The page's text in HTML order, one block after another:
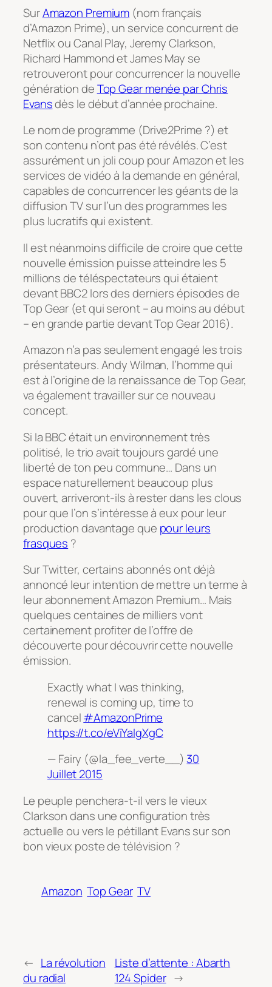
SurAmazon Premium (nom français
d’Amazon Prime), un service concurrent de
Netflix ou Canal Play, Jeremy Clarkson,
Richard Hammond et James May se
retrouveront pour concurrencer la nouvelle
génération deTop Gear menée par Chris
Evansdès le début d’année prochaine.
Le nom de programme (Drive2Prime ?) et
son contenu n’ont pas été révélés. C’est
assurément un joli coup pour Amazon et les
services de vidéo à la demande en général,
capables de concurrencer les géants de la
diffusion TV sur l’un des programmes les
plus lucratifs qui existent.
Il est néanmoins difficile de croire que cette
nouvelle émission puisse atteindre les 5
millions de téléspectateurs qui étaient
devant BBC2 lors des derniers épisodes de
Top Gear (et qui seront – au moins au début
– en grande partie devant Top Gear 2016).
Amazon n’a pas seulement engagé les trois
présentateurs. Andy Wilman, l’homme qui
est à l’origine de la renaissance de Top Gear,
va également travailler sur ce nouveau
concept.
Si la BBC était un environnement très
politisé, le trio avait toujours gardé une
liberté de ton peu commune… Dans un
espace naturellement beaucoup plus
ouvert, arriveront-ils à rester dans les clous
pour que l’on s’intéresse à eux pour leur
production davantage que pour leurs
frasques ?
Sur Twitter, certains abonnés ont déjà
annoncé leur intention de mettre un terme à
leur abonnement Amazon Premium… Mais
quelques centaines de milliers vont
certainement profiter de l’offre de
découverte pour découvrir cette nouvelle
émission.
Exactly what I was thinking,
renewal is coming up, time to
cancel#AmazonPrime
https://t.co/eViYaIgXgC
— Fairy (@la_fee_verte__) 30
Juillet 2015
Le peuple penchera-t-il vers le vieux
Clarkson dans une configuration très
actuelle ou vers le pétillant Evans sur son
bon vieux poste de télévision ?
Amazon Top Gear TV
← La révolution
du radial
Liste d’attente : Abarth
124 Spider →